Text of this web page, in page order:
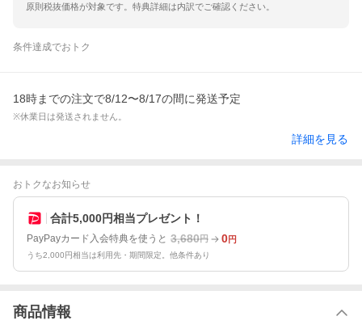
原則税抜価格が対象です。特典詳細は内訳でご確認ください。
条件達成でおトク
18時までの注文で8/12〜8/17の間に発送予定
※休業日は発送されません。
詳細を見る
おトクなお知らせ
合計5,000円相当プレゼント！
PayPayカード入会特典を使うと 3,680円 0円
うち2,000円相当は利用先・期間限定。他条件あり
商品情報